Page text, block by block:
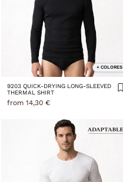
+ COLORES
9203 QUICK-DRYING LONG-SLEEVED
THERMAL SHIRT
from 14,30 €